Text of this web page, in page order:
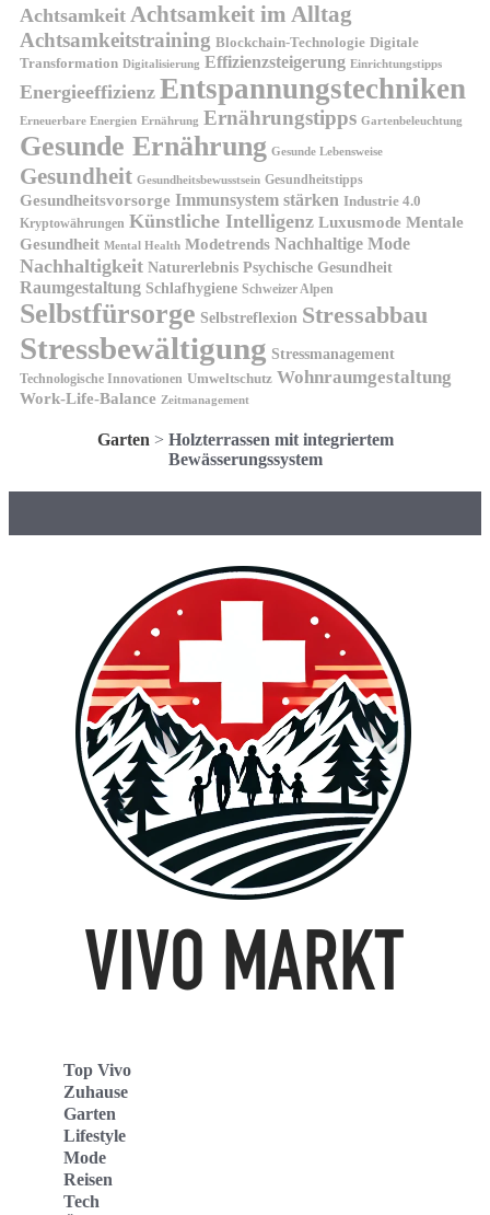
Achtsamkeit Achtsamkeit im Alltag
Achtsamkeitstraining Blockchain-Technologie Digitale
Transformation Digitalisierung Effizienzsteigerung Einrichtungstipps
Energieeffizienz Entspannungstechniken
Erneuerbare Energien Ernährung Ernährungstipps Gartenbeleuchtung
Gesunde Ernährung Gesunde Lebensweise
Gesundheit Gesundheitsbewusstsein Gesundheitstipps
Gesundheitsvorsorge Immunsystem stärken Industrie 4.0
Kryptowährungen Künstliche Intelligenz Luxusmode Mentale
Gesundheit Mental Health Modetrends Nachhaltige Mode
Nachhaltigkeit Naturerlebnis Psychische Gesundheit
Raumgestaltung Schlafhygiene Schweizer Alpen
Selbstfürsorge Selbstreflexion Stressabbau
Stressbewältigung Stressmanagement
Technologische Innovationen Umweltschutz Wohnraumgestaltung
Work-Life-Balance Zeitmanagement
Garten > Holzterrassen mit integriertem
Bewässerungssystem
Top Vivo
Zuhause
Garten
Lifestyle
Mode
Reisen
Tech